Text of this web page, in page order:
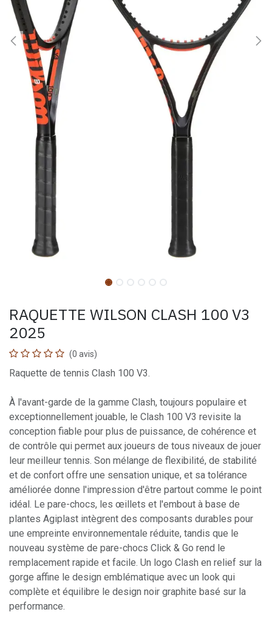
RAQUETTE WILSON CLASH 100 V3
2025
(0 avis)
Raquette de tennis Clash 100 V3.
À l'avant-garde de la gamme Clash, toujours populaire et
exceptionnellement jouable, le Clash 100 V3 revisite la
conception fiable pour plus de puissance, de cohérence et
de contrôle qui permet aux joueurs de tous niveaux de jouer
leur meilleur tennis. Son mélange de flexibilité, de stabilité
et de confort offre une sensation unique, et sa tolérance
améliorée donne l'impression d'être partout comme le point
idéal. Le pare-chocs, les œillets et l'embout à base de
plantes Agiplast intègrent des composants durables pour
une empreinte environnementale réduite, tandis que le
nouveau système de pare-chocs Click & Go rend le
remplacement rapide et facile. Un logo Clash en relief sur la
gorge affine le design emblématique avec un look qui
complète et équilibre le design noir graphite basé sur la
performance.